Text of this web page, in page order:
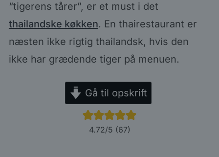
“tigerens tårer”, er et must i det
thailandske køkken. En thairestaurant er
næsten ikke rigtig thailandsk, hvis den
ikke har grædende tiger på menuen.
Gå til opskrift
4.72/5 (67)